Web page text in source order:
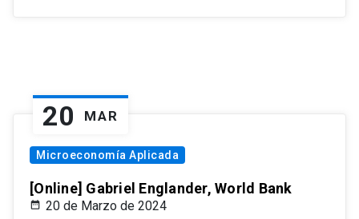
20 MAR
Microeconomía Aplicada
[Online] Gabriel Englander, World Bank
20 de Marzo de 2024